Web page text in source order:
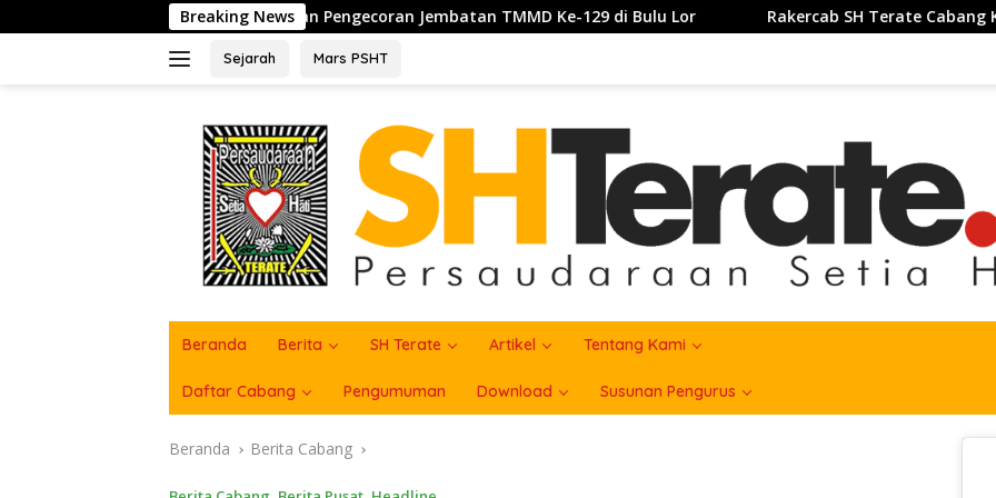
ke
Breaking News
Pengecoran Jembatan TMMD Ke-129 di Bulu Lor Rakercab SH Terate Cabang Kabupatrn Karawang Tahun
Sejarah Mars PSHT
Beranda Berita SH Terate Artikel Tentang Kami
Daftar Cabang Pengumuman Download Susunan Pengurus
Beranda Berita Cabang